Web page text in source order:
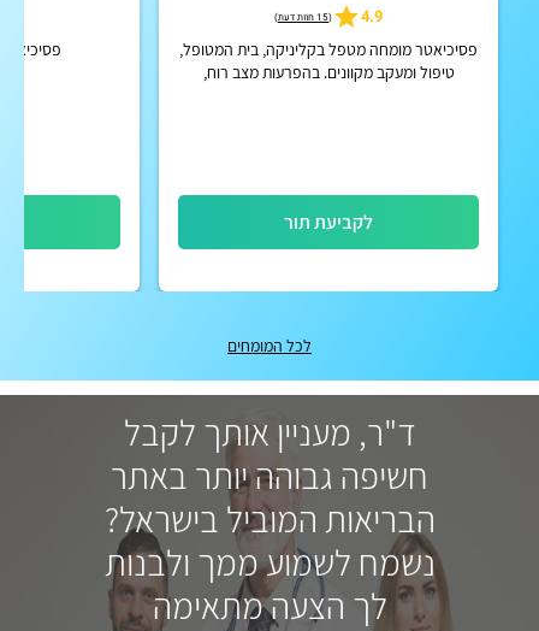
4.9
(15 חוות דעת )
פסיכיאטר מומחה מטפל בקליניקה, בית המטופל,
טיפול ומעקב מקוונים. בהפרעות מצב רוח,
לקביעת תור
לכל המומחים
ד"ר, מעניין אותך לקבל
חשיפה גבוהה יותר באתר
הבריאות המוביל בישראל?
נשמח לשמוע ממך ולבנות
לך הצעה מתאימה